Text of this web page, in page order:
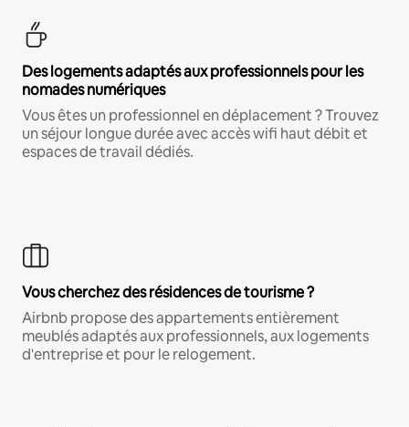
Des logements adaptés aux professionnels pour les
nomades numériques
Vous êtes un professionnel en déplacement ? Trouvez
un séjour longue durée avec accès wifi haut débit et
espaces de travail dédiés.
Vous cherchez des résidences de tourisme ?
Airbnb propose des appartements entièrement
meublés adaptés aux professionnels, aux logements
d'entreprise et pour le relogement.